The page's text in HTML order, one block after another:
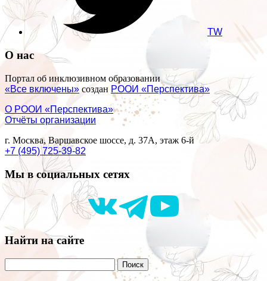
TW
О нас
Портал об инклюзивном образовании
«Все включены» создан РООИ «Перспектива»
О РООИ «Перспектива»
Отчёты организации
г. Москва, Варшавское шоссе, д. 37А, этаж 6-й
+7 (495) 725-39-82
Мы в социальных сетях
Найти на сайте